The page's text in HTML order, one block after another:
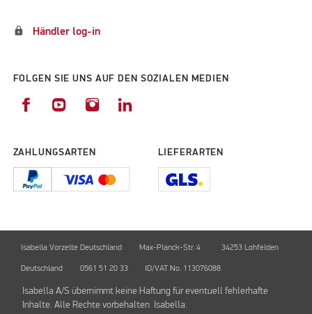
lock Händler log-in
FOLGEN SIE UNS AUF DEN SOZIALEN MEDIEN
ZAHLUNGSARTEN LIEFERARTEN
Isabella Vorzelte Deutschland Max-Planck-Str. 4 34253 Lohfelden
Deutschland 0561 51 20 33 ID/VAT No. 113076088
Isabella A/S übernimmt keine Haftung für eventuell fehlerhafte
Inhalte. Alle Rechte vorbehalten Isabella.